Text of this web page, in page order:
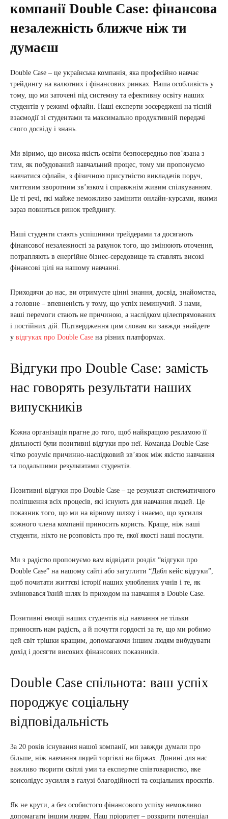
компанії Double Case: фінансова
незалежність ближче ніж ти
думаєш
Double Case – це українська компанія, яка професійно навчає
трейдингу на валютних і фінансових ринках. Наша особливість у
тому, що ми заточені під системну та ефективну освіту наших
студентів у режимі офлайн. Наші експерти зосереджені на тісній
взаємодії зі студентами та максимально продуктивній передачі
свого досвіду і знань.
Ми віримо, що висока якість освіти безпосередньо пов’язана з
тим, як побудований навчальний процес, тому ми пропонуємо
навчатися офлайн, з фізичною присутністю викладачів поруч,
миттєвим зворотним зв’язком і справжнім живим спілкуванням.
Це ті речі, які майже неможливо замінити онлайн-курсами, якими
зараз повниться ринок трейдингу.
Наші студенти стають успішними трейдерами та досягають
фінансової незалежності за рахунок того, що змінюють оточення,
потрапляють в енергійне бізнес-середовище та ставлять високі
фінансові цілі на нашому навчанні.
Приходячи до нас, ви отримуєте цінні знання, досвід, знайомства,
а головне – впевненість у тому, що успіх неминучий. З нами,
ваші перемоги стають не причиною, а наслідком цілеспрямованих
і постійних дій. Підтвердження цим словам ви завжди знайдете
у відгуках про Double Сase на різних платформах.
Відгуки про Double Case: замість
нас говорять результати наших
випускників
Кожна організація прагне до того, щоб найкращою рекламою її
діяльності були позитивні відгуки про неї. Команда Double Case
чітко розуміє причинно-наслідковий зв’язок між якістю навчання
та подальшими результатами студентів.
Позитивні відгуки про Double Case – це результат систематичного
поліпшення всіх процесів, які існують для навчання людей. Це
показник того, що ми на вірному шляху і знаємо, що зусилля
кожного члена компанії приносить користь. Краще, ніж наші
студенти, ніхто не розповість про те, якої якості наші послуги.
Ми з радістю пропонуємо вам відвідати розділ “відгуки про
Double Case” на нашому сайті або загуглити “Дабл кейс відгуки”,
щоб почитати життєві історії наших улюблених учнів і те, як
змінювався їхній шлях із приходом на навчання в Double Case.
Позитивні емоції наших студентів від навчання не тільки
приносять нам радість, а й почуття гордості за те, що ми робимо
цей світ трішки кращим, допомагаючи іншим людям вибудувати
дохід і досягти високих фінансових показників.
Double Case спільнота: ваш успіх
породжує соціальну
відповідальність
За 20 років існування нашої компанії, ми завжди думали про
більше, ніж навчання людей торгівлі на біржах. Донині для нас
важливо творити світлі уми та експертне співтовариство, яке
консолідує зусилля в галузі благодійності та соціальних проєктів.
Як не крути, а без особистого фінансового успіху неможливо
допомагати іншим людям. Наш пріоритет – розкрити потенціал